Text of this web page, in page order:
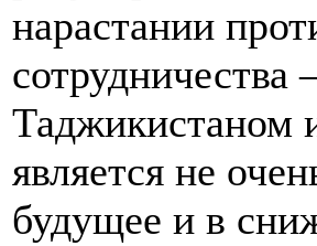
нарастании
сотрудничества
Таджикистаном
является не
будущее и в